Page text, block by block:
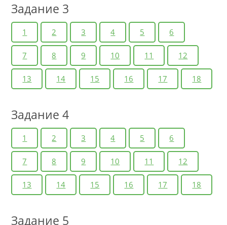
Задание 3
1 2 3 4 5 6
7 8 9 10 11 12
13 14 15 16 17 18
Задание 4
1 2 3 4 5 6
7 8 9 10 11 12
13 14 15 16 17 18
Задание 5